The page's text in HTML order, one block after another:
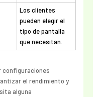
Los clientes
pueden elegir el
tipo de pantalla
que necesitan.
configuraciones
el rendimiento y
alguna